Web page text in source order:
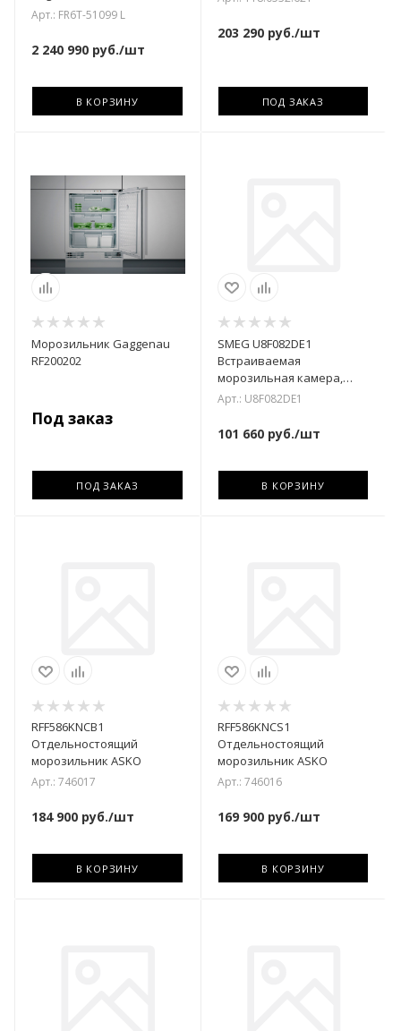
Арт.: FR6T-51099 L
2 240 990 руб./шт
В КОРЗИНУ
203 290руб./шт
ПОД ЗАКАЗ
Морозильник Gaggenau
RF200202
Под заказ
ПОД ЗАКАЗ
SMEG U8F082DE1
Встраиваемая
морозильная камера,
монтаж под столешницу,
Арт.: U8F082DE1
101 660руб./шт
В КОРЗИНУ
RFF586KNCB1
Отдельностоящий
морозильник ASKO
Арт.: 746017
184 900 руб./шт
В КОРЗИНУ
RFF586KNCS1
Отдельностоящий
морозильник ASKO
Арт.: 746016
169 900руб./шт
В КОРЗИНУ